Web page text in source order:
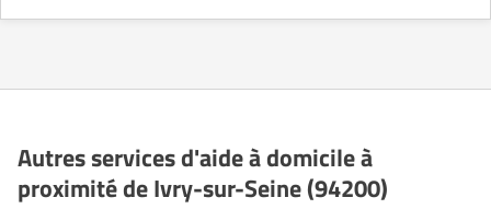
Autres services d'aide à domicile à
proximité de Ivry-sur-Seine (94200)